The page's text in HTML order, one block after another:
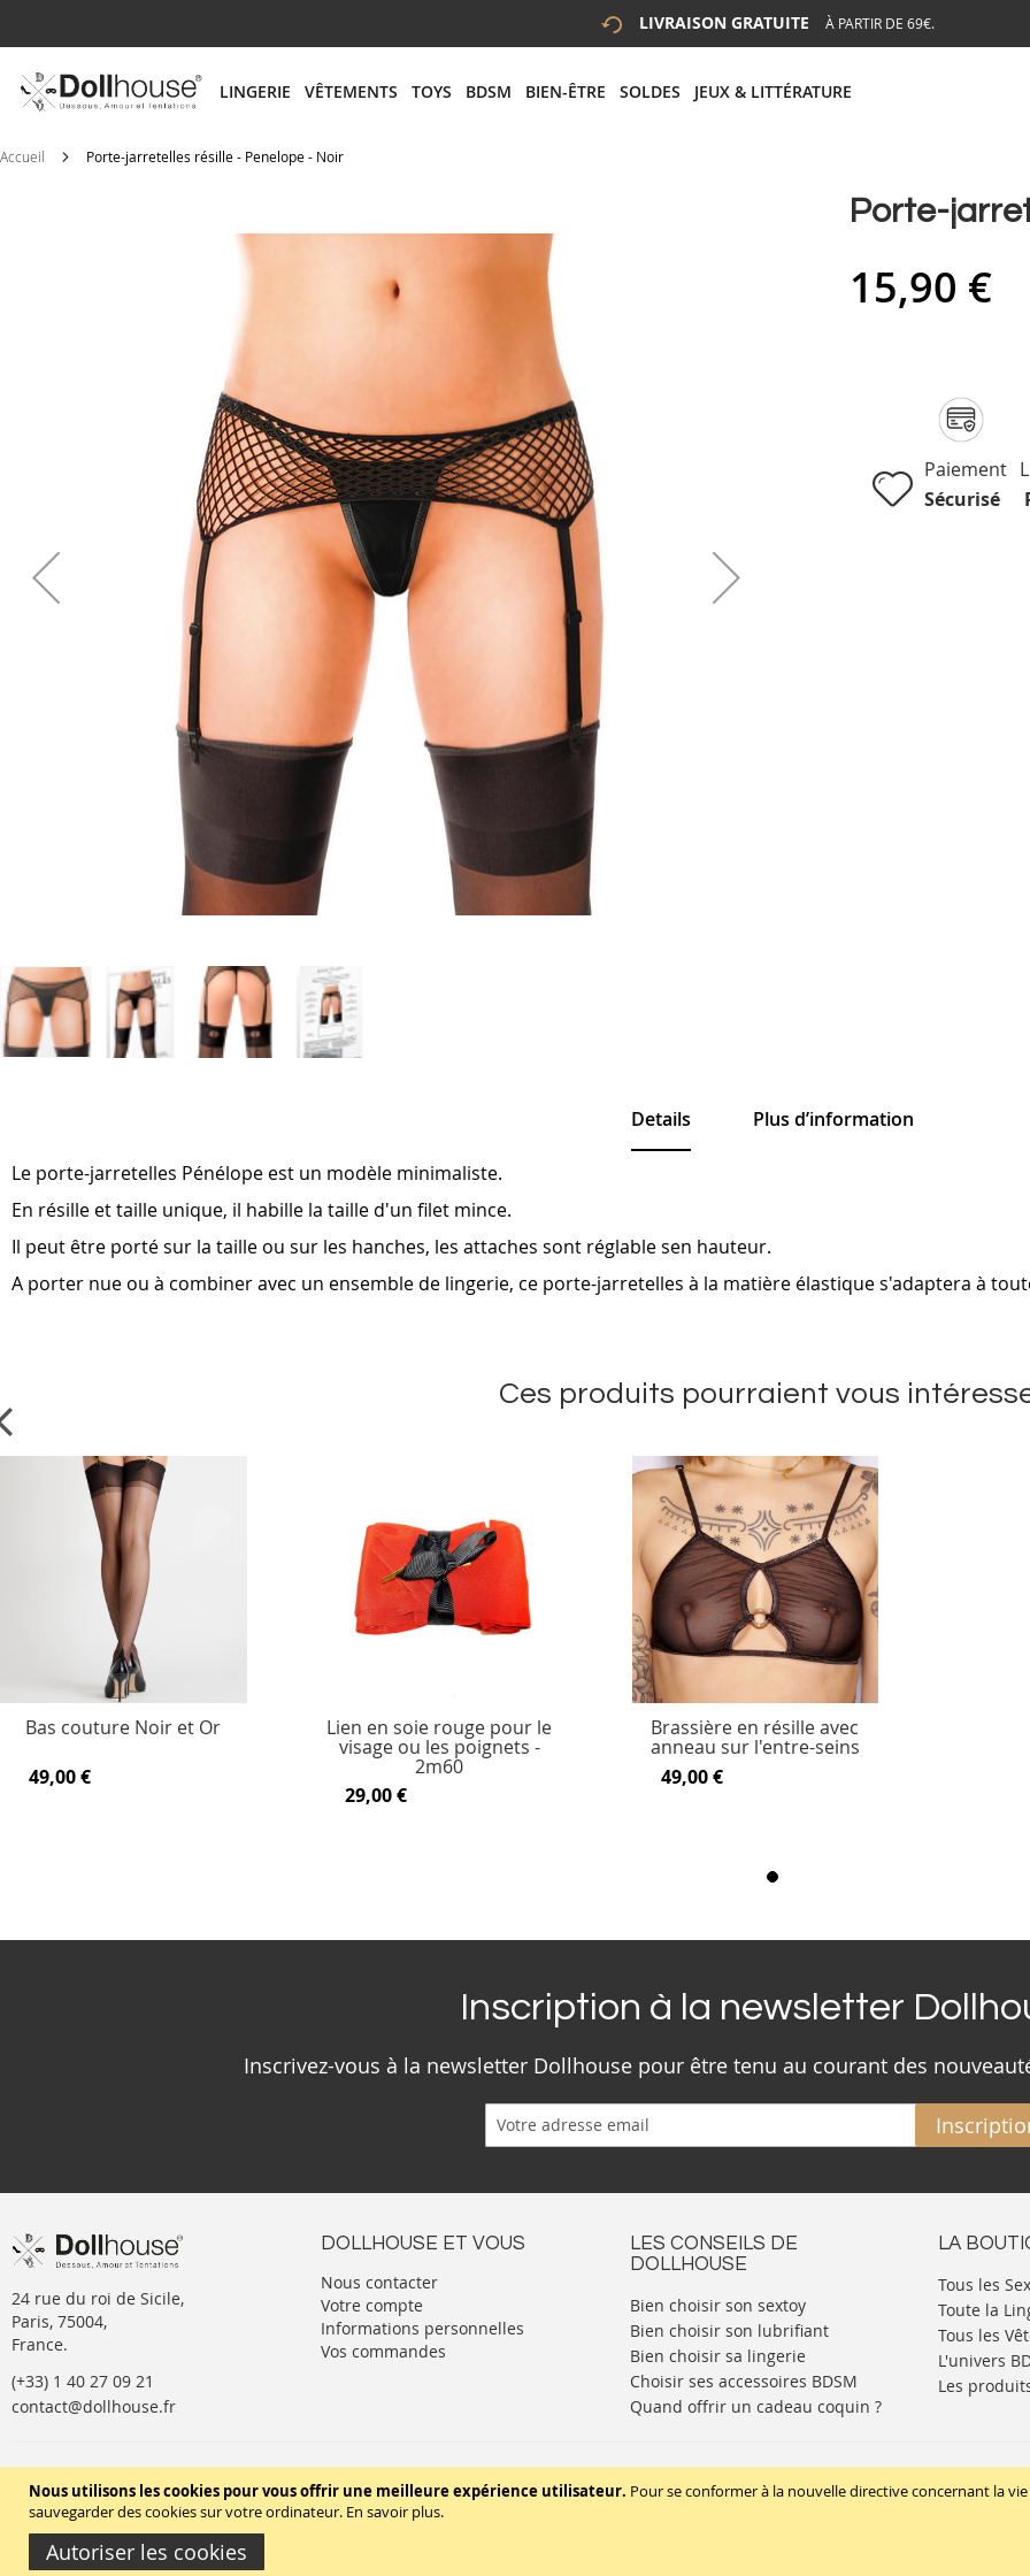
Nous utilisons les cookies pour vous offrir une meilleure expérience utilisateur. Pour se conformer à la nouvelle directive concernant la
sauvegarder des cookies sur votre ordinateur. En savoir plus.
Autoriser les cookies
LIVRAISON GRATUITE À PARTIR DE 69€.
LINGERIE VÊTEMENTS TOYS BDSM BIEN-ÊTRE SOLDES JEUX & LITTÉRATURE
# ENTREZ AU MOINS 3 CARACTÈRES POUR LANCER LA RECHERCHE
Accueil Porte-jarretelles résille - Penelope - Noir
of
the
images
Porte-
15,90 €
Paiement
Sécurisé
Details
Le porte-jarretelles Pénélope est un modèle minimaliste.
En résille et taille unique, il habille la taille d'un filet mince.
Il peut être porté sur la taille ou sur les hanches, les attaches sont réglable sen hauteur.
A porter nue ou à combiner avec un ensemble de lingerie, ce porte-jarretelles à la matière élastique s'adaptera à
Plus d’information
Ces produits pourraient vous
Bas couture Noir et Or
49,00 €
Lien en soie rouge pour le
visage ou les poignets -
2m60
29,00 €
Brassière en résille avec
anneau sur l'entre-seins
49,00 €
Inscription à la newsletter
Inscrivez-vous à la newsletter Dollhouse pour être tenu au courant des
24 rue du roi de Sicile,
Paris, 75004,
France.
(+33) 1 40 27 09 21
contact@dollhouse.fr
DOLLHOUSE ET VOUS
Nous contacter
Votre compte
Informations personnelles
Vos commandes
LES CONSEILS DE
DOLLHOUSE
Bien choisir son sextoy
Bien choisir son lubrifiant
Bien choisir sa lingerie
Choisir ses accessoires BDSM
Quand offrir un cadeau coquin ?
LA
Tous les
Toute la
Tous les
L'univers
Les
Conditions générales de vente Mentions légales Politique de cookies